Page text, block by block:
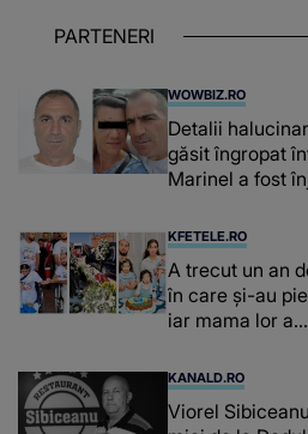
PARTENERI
WOWBIZ.RO
Detalii
găsit îngropat
Marinel a fost
suspecți
KFETELE.RO
A trecut un an
în care și-au
iar mama lor a…
KANALD.RO
Viorel